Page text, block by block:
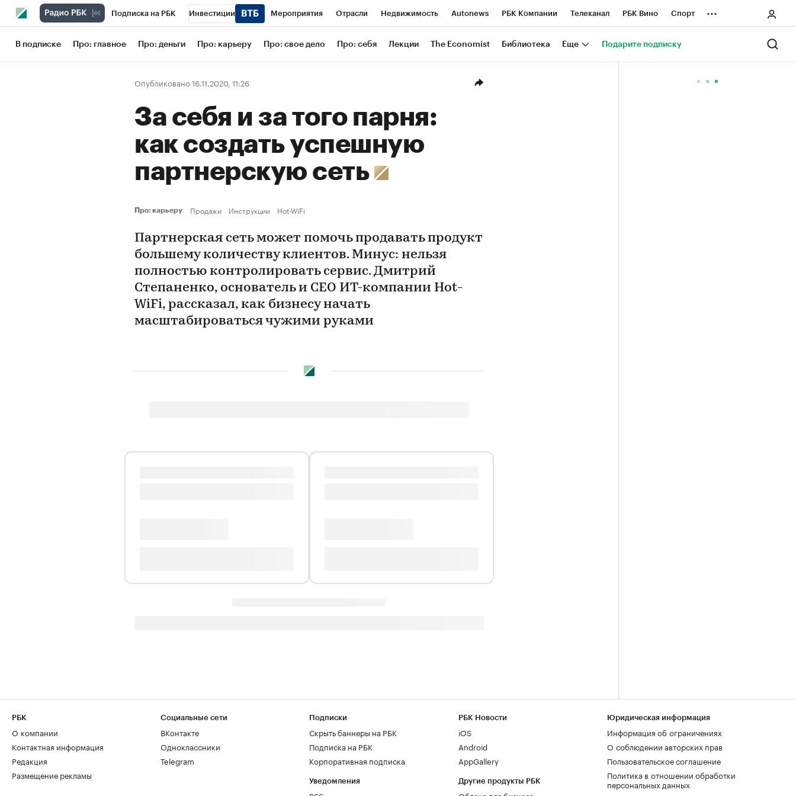
Подписка на РБК Инвестиции Мероприятия Отрасли Недвижимость Autonews РБК Компании Телеканал РБК Вино Спорт
Школа управления РБК РБК Образование РБК Life Тренды Визионеры Национальные проекты Город
Рынок наличной валюты
...
В подписке Про: главное Про: деньги Про: карьеру Про: свое дело Про: себя Лекции The Economist Библиотека Еще Подарите подписку
Опубликовано 16.11.2020, 11:26
За себя и за того парня:
как создать успешную
партнерскую сеть
Про: карьеру Продажи Инструкции Hot-WiFi
Партнерская сеть может помочь продавать продукт
большему количеству клиентов. Минус: нельзя
полностью контролировать сервис. Дмитрий
Степаненко, основатель и СЕО ИТ-компании Hot-
WiFi, рассказал, как бизнесу начать
масштабироваться чужими руками
РБК
О компании
Контактная информация
Редакция
Размещение рекламы
Социальные сети
ВКонтакте
Одноклассники
Telegram
Подписки
Скрыть баннеры на РБК
Подписка на РБК
Корпоративная подписка
Уведомления
РБК Новости
iOS
Android
AppGallery
Другие продукты РБК
Юридическая информация
Информация об ограничениях
О соблюдении авторских прав
Пользовательское соглашение
Политика в отношении обработки
персональных данных